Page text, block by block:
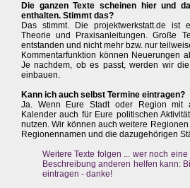
Die ganzen Texte scheinen hier und
enthalten. Stimmt das?
Das stimmt. Die projektwerkstatt.de ist
Theorie und Praxisanleitungen. Große
entstanden und nicht mehr bzw. nur
Kommentarfunktion können Neuerungen
Je nachdem, ob es passt, werden wir
einbauen.
Kann ich auch selbst Termine eintragen?
Ja. Wenn Eure Stadt oder Region mit
Kalender auch für Eure politischen
nutzen. Wir können auch weitere
Regionennamen und die dazugehörigen
Weitere Texte folgen ... wer noch
Beschreibung anderen helfen kann:
eintragen - danke!